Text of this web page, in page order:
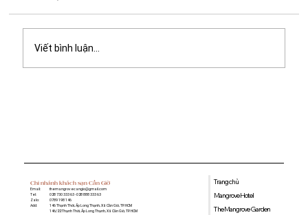
Viết bình luận...
Chi nhánh khách sạn Cần Giờ
Email:
Tel:
Zalo:
Add:
themangrovecangio@gmail.com
028 730 333 63 - 028 888 333 63
0789 198 146
146 Thạnh Thới, Ấp Long Thạnh, Xã Cần Giờ, TP. HCM
146/22 Thạnh Thới, Ấp Long Thạnh, Xã Cần Giờ, TP. HCM
Trang chủ
Mangrove Hotel
The Mangrove Garden